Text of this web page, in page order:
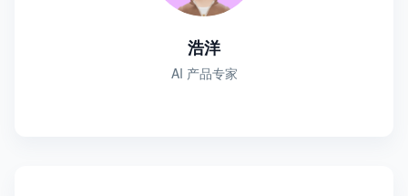
浩洋
AI 产品专家